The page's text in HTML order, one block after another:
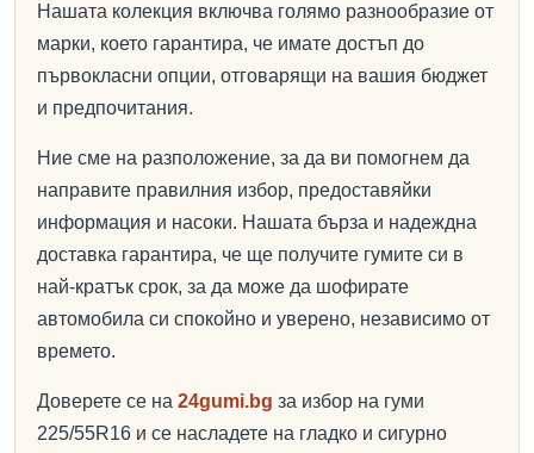
Нашата колекция включва голямо разнообразие от
марки, което гарантира, че имате достъп до
първокласни опции, отговарящи на вашия бюджет
и предпочитания.
Ние сме на разположение, за да ви помогнем да
направите правилния избор, предоставяйки
информация и насоки. Нашата бърза и надеждна
доставка гарантира, че ще получите гумите си в
най-кратък срок, за да може да шофирате
автомобила си спокойно и уверено, независимо от
времето.
Доверете се на 24gumi.bg за избор на гуми
225/55R16 и се насладете на гладко и сигурно